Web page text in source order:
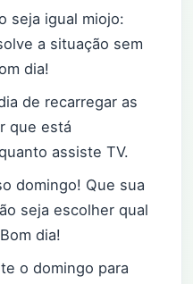
seja igual miojo:
a situação sem
dia!
de recarregar as
que está
assiste TV.
domingo! Que sua
seja escolher qual
dia!
o domingo para